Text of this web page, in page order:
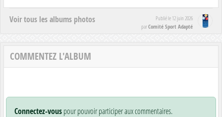
Voir tous les albums photos Publié le 12 juin 2026
parComité Sport Adapté
COMMENTEZ L'ALBUM
Connectez-vouspour pouvoir participer aux commentaires.